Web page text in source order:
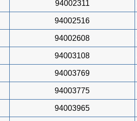
94002311
94002516
94002608
94003108
94003769
94003775
94003965